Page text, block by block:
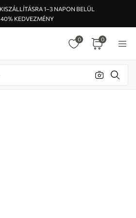
1–3 NAPON BELÜL
40% KEDVEZMÉNY
0 0